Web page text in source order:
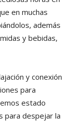
en muchas
además
y bebidas,
y conexión
para
estado
para despejar la